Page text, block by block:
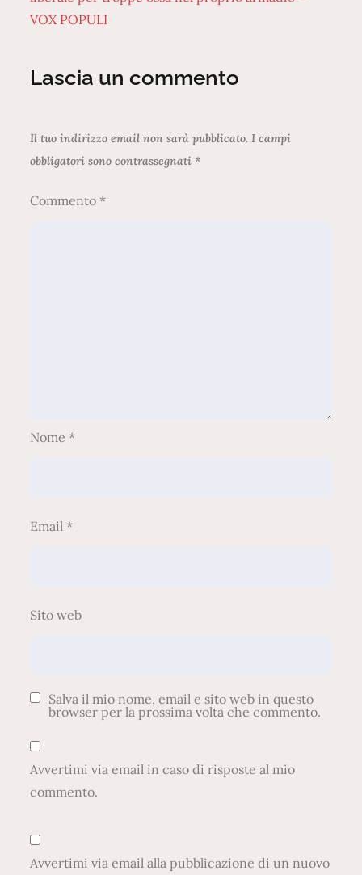
VOX POPULI
Lascia un commento
Il tuo indirizzo email non sarà pubblicato. I campi
obbligatori sono contrassegnati *
Commento*
Nome*
Email*
Sito web
Salva il mio nome, email e sito web in questo
browser per la prossima volta che commento.
Avvertimi via email in caso di risposte al mio
commento.
Avvertimi via email alla pubblicazione di un nuovo